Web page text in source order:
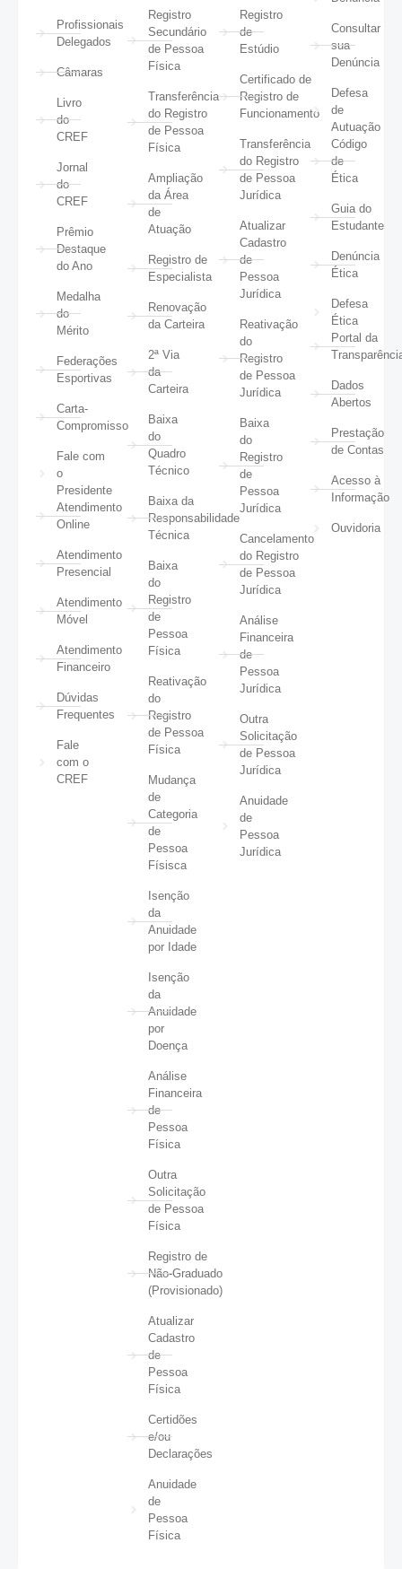
Profissionais
Delegados
Câmaras
Livro
do
CREF
Jornal
do
CREF
Prêmio
Destaque
do Ano
Medalha
do
Mérito
Federações
Esportivas
Carta-
Compromisso
Fale com
o
Presidente
Atendimento
Online
Atendimento
Presencial
Atendimento
Móvel
Atendimento
Financeiro
Dúvidas
Frequentes
Fale
com o
CREF
Registro
Secundário
de Pessoa
Física
Transferência
do Registro
de Pessoa
Física
Ampliação
da Área
de
Atuação
Registro de
Especialista
Renovação
da Carteira
2ª Via
da
Carteira
Baixa
do
Quadro
Técnico
Baixa da
Responsabilidade
Técnica
Baixa
do
Registro
de
Pessoa
Física
Reativação
do
Registro
de Pessoa
Física
Mudança
de
Categoria
de
Pessoa
Físisca
Isenção
da
Anuidade
por Idade
Isenção
da
Anuidade
por
Doença
Análise
Financeira
de
Pessoa
Física
Outra
Solicitação
de Pessoa
Física
Registro de
Não-Graduado
(Provisionado)
Atualizar
Cadastro
de
Pessoa
Física
Certidões
e/ou
Declarações
Anuidade
de
Pessoa
Física
Registro
de
Estúdio
Certificado de
Registro de
Funcionamento
Transferência
do Registro
de Pessoa
Jurídica
Atualizar
Cadastro
de
Pessoa
Jurídica
Reativação
do
Registro
de Pessoa
Jurídica
Baixa
do
Registro
de
Pessoa
Jurídica
Cancelamento
do Registro
de Pessoa
Jurídica
Análise
Financeira
de
Pessoa
Jurídica
Outra
Solicitação
de Pessoa
Jurídica
Anuidade
de
Pessoa
Jurídica
Consultar
sua
Denúncia
Defesa
de
Autuação
Código
de
Ética
Guia do
Estudante
Denúncia
Ética
Defesa
Ética
Portal da
Dados
Abertos
Prestação
de Contas
Acesso à
Informação
Ouvidoria